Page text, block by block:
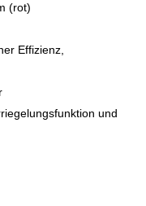
(rot)
Effizienz,
und